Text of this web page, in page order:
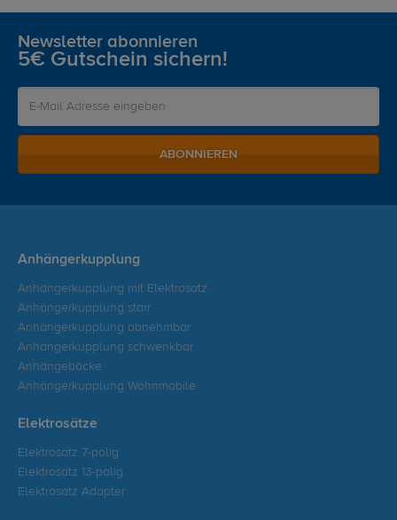
Newsletter abonnieren
5€ Gutschein sichern!
ABONNIEREN
Anhängerkupplung
Anhängerkupplung mit Elektrosatz
Anhängerkupplung starr
Anhängerkupplung abnehmbar
Anhängerkupplung schwenkbar
Anhängeböcke
Anhängerkupplung Wohnmobile
Elektrosätze
Elektrosatz 7-polig
Elektrosatz 13-polig
Elektrosatz Adapter